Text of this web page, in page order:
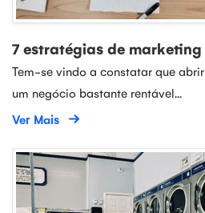
7 estratégias de
Tem-se vindo a constatar que
um negócio bastante rentável...
Ver Mais